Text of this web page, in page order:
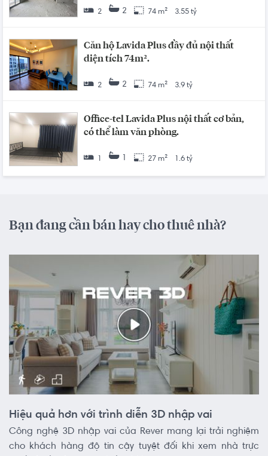
2 2 74 m² 3.55 tỷ
Căn hộ Lavida Plus đầy đủ nội thất
diện tích 74m².
2 2 74 m² 3.9 tỷ
Office-tel Lavida Plus nội thất cơ bản,
có thể làm văn phòng.
1 27 m² 1.6 tỷ
Bạn đang cần bán hay cho thuê nhà?
Hiệu quả hơn với trình diễn 3D nhập vai
Công nghệ 3D nhập vai của Rever mang lại trải nghiệm
cho khách hàng độ tin cậy tuyệt đối khi xem nhà trực